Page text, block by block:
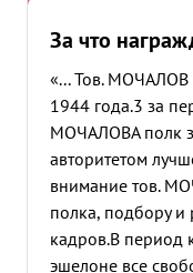
За что
«... Тов. МОЧАЛОВ
1944 года.3 за
МОЧАЛОВА полк
авторитетом
внимание тов.
полка, подбору и
кадров.В период
эшелоне все